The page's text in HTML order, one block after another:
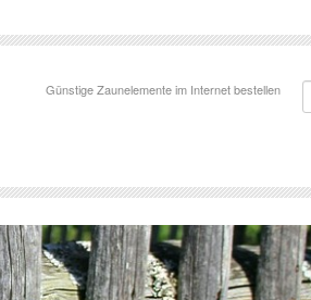
Günstige Zaunelemente im Internet bestellen